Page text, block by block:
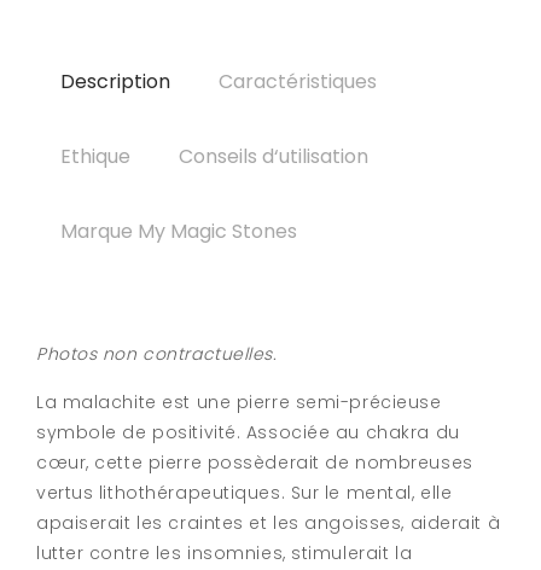
Description Caractéristiques
Ethique Conseils d‘utilisation
Marque My Magic Stones
Photos non contractuelles.
La malachite est une pierre semi-précieuse
symbole de positivité. Associée au chakra du
cœur, cette pierre possèderait de nombreuses
vertus lithothérapeutiques. Sur le mental, elle
apaiserait les craintes et les angoisses, aiderait à
lutter contre les insomnies, stimulerait la